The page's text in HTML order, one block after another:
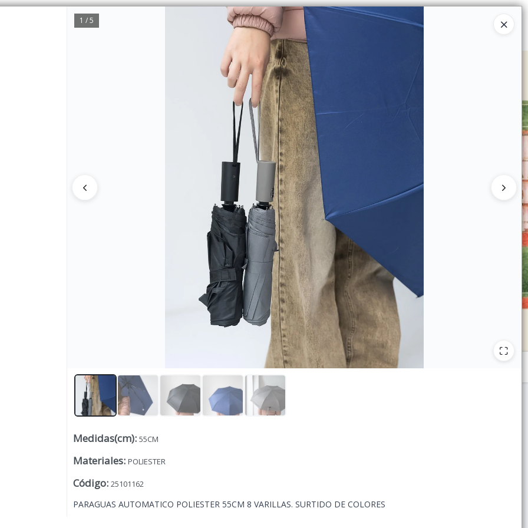
1 / 5
Medidas(cm): 55CM
Materiales: POLIESTER
Código: 25101162
PARAGUAS AUTOMATICO POLIESTER 55CM 8 VARILLAS. SURTIDO DE COLORES
Ingresar a la Tienda
CÓMO COMPRAR
Lista vacía